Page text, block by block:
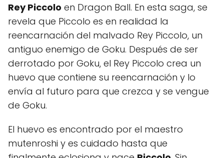
Rey Piccolo en Dragon Ball. En esta saga, se
revela que Piccolo es en realidad la
reencarnación del malvado Rey Piccolo, un
antiguo enemigo de Goku. Después de ser
derrotado por Goku, el Rey Piccolo crea un
huevo que contiene su reencarnación y lo
envía al futuro para que crezca y se vengue
de Goku.
El huevo es encontrado por el maestro
mutenroshi y es cuidado hasta que